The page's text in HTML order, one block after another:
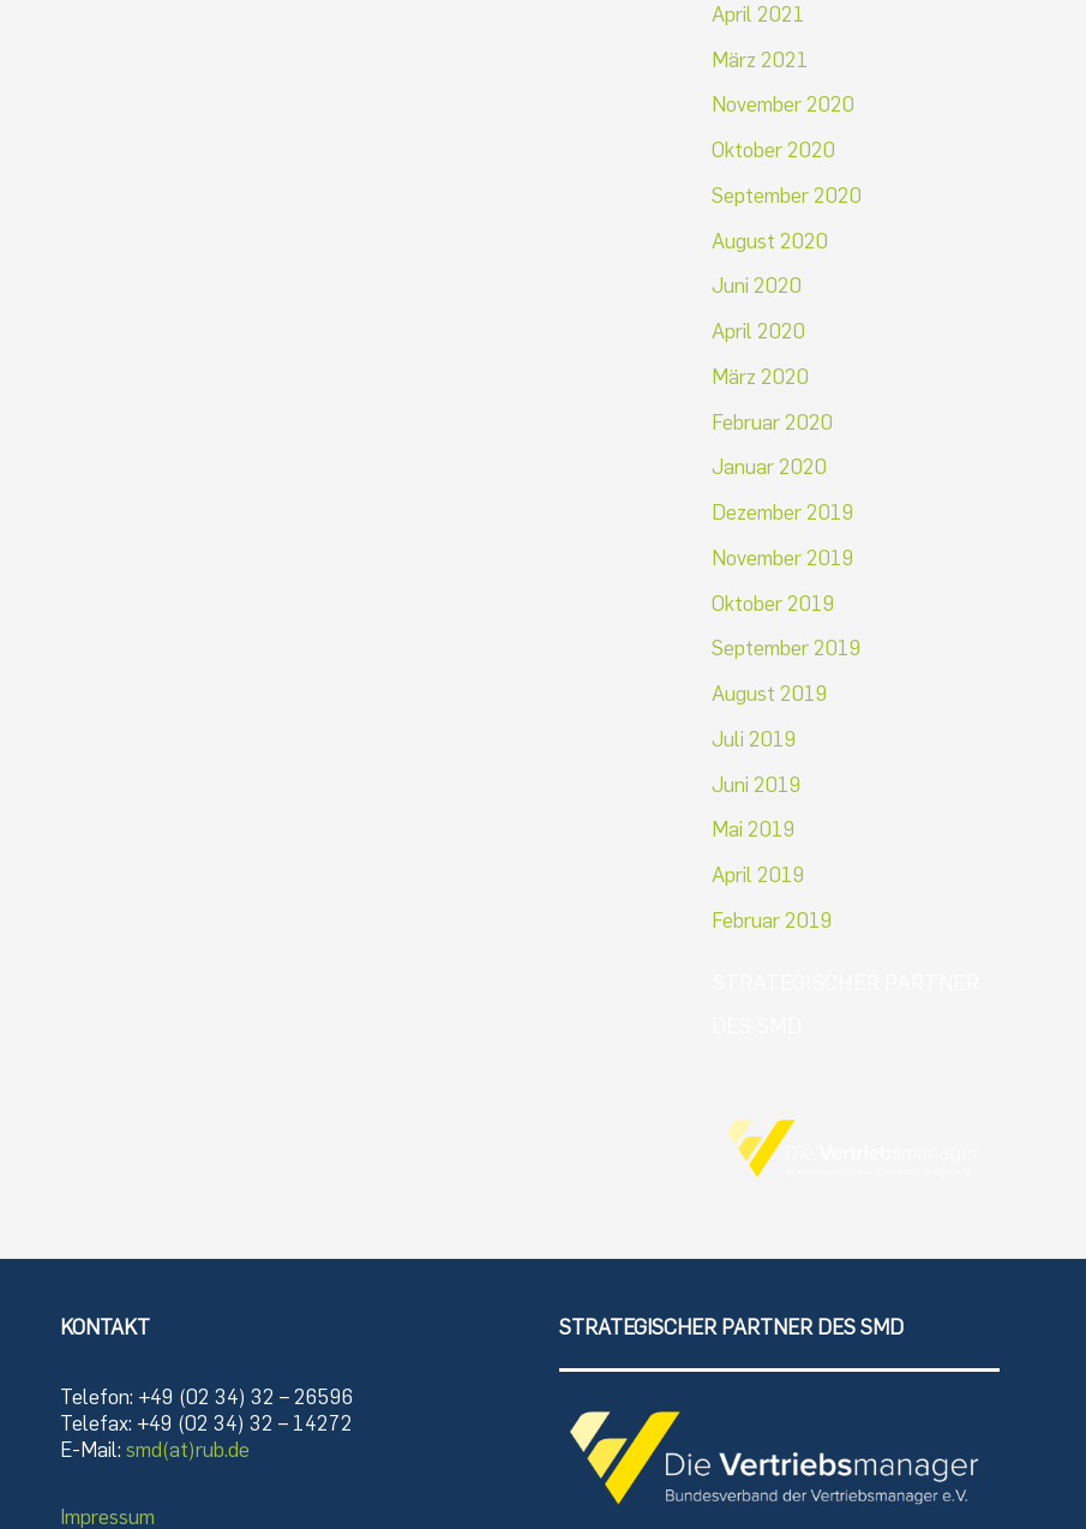
April 2021
März 2021
November 2020
Oktober 2020
September 2020
August 2020
Juni 2020
April 2020
März 2020
Februar 2020
Januar 2020
Dezember 2019
November 2019
Oktober 2019
September 2019
August 2019
Juli 2019
Juni 2019
Mai 2019
April 2019
Februar 2019
KONTAKT
Telefon: +49 (02 34) 32 – 26596
Telefax: +49 (02 34) 32 – 14272
E-Mail: smd(at)rub.de
Impressum
STRATEGISCHER PARTNER DES SMD